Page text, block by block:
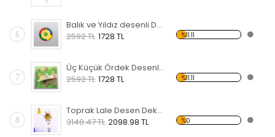
6
Balık ve Yıldız desenli Dekoratif Duvar Saati
2592 TL 1728 TL %11.11
7
Üç Küçük Ördek Desenli Dekoratif Duvar Saati
2592 TL 1728 TL %11.11
8
Toprak Lale Desen Dekoratif Saat
3148.47 TL 2098.98 TL %0